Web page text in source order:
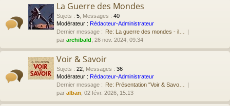
La Guerre des Mondes
Sujets : 5 Messages : 40
Modérateur : Rédacteur-Administrateur
Dernier message : Re: La guerre des mondes - il…
par archibald , 26 nov. 2024, 09:34
Voir & Savoir
Sujets : 22 Messages : 36
Modérateur : Rédacteur-Administrateur
Dernier message : Re: Présentation "Voir & Savo…
par alban , 02 févr. 2026, 15:13